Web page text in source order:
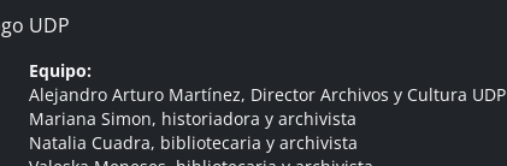
Equipo:
Alejandro Arturo Martínez, Director Archivos y Cultura UDP
Mariana Simon, historiadora y archivista
Natalia Cuadra, bibliotecaria y archivista